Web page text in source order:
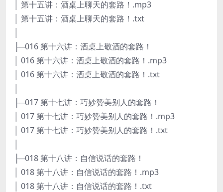
│ 第十五讲：酒桌上聊天的套路！.mp3
│ 第十五讲：酒桌上聊天的套路！.txt
├─016 第十六讲：酒桌上敬酒的套路！
│ 016 第十六讲：酒桌上敬酒的套路！.mp3
│ 016 第十六讲：酒桌上敬酒的套路！.txt
├─017 第十七讲：巧妙赞美别人的套路！
│ 017 第十七讲：巧妙赞美别人的套路！.mp3
│ 017 第十七讲：巧妙赞美别人的套路！.txt
├─018 第十八讲：自信说话的套路！
│ 018 第十八讲：自信说话的套路！.mp3
│ 018 第十八讲：自信说话的套路！.txt